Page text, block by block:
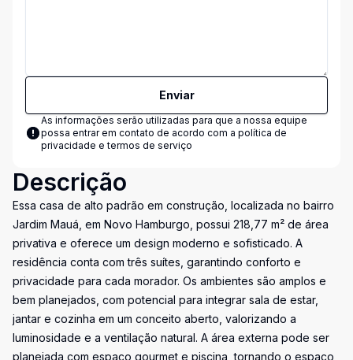
Enviar
As informações serão utilizadas para que a nossa equipe
possa entrar em contato de acordo com a política de
privacidade e termos de serviço
Descrição
Essa casa de alto padrão em construção, localizada no bairro
Jardim Mauá, em Novo Hamburgo, possui 218,77 m² de área
privativa e oferece um design moderno e sofisticado. A
residência conta com três suítes, garantindo conforto e
privacidade para cada morador. Os ambientes são amplos e
bem planejados, com potencial para integrar sala de estar,
jantar e cozinha em um conceito aberto, valorizando a
luminosidade e a ventilação natural. A área externa pode ser
planejada com espaço gourmet e piscina, tornando o espaço